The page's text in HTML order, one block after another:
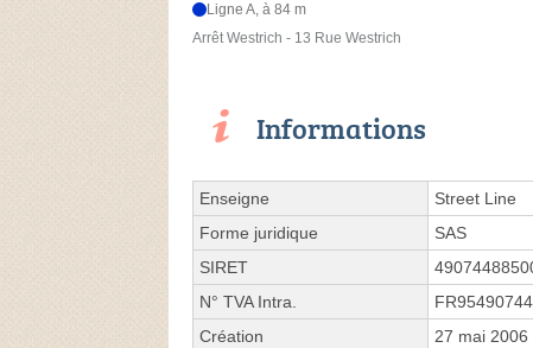
Ligne A, à 84 m
Arrêt Westrich - 13 Rue Westrich
Informations
Enseigne
Street Line
Forme juridique
SAS
SIRET
N° TVA Intra.
Création
27 mai 2006